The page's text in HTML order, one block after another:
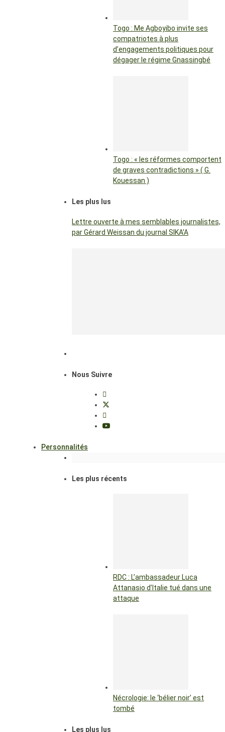
Togo : Me Agboyibo invite ses
compatriotes à plus
d’engagements politiques pour
dégager le régime Gnassingbé
Togo : « les réformes comportent
de graves contradictions » ( G.
Kouessan )
Les plus lus
Lettre ouverte à mes semblables journalistes,
par Gérard Weissan du journal SIKA’A
Nous Suivre
Personnalités
Les plus récents
RDC : L’ambassadeur Luca
Attanasio d’Italie tué dans une
attaque
Nécrologie: le ‘bélier noir’ est
tombé
Les plus lus